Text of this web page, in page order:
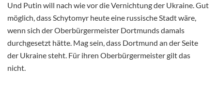
Und Putin will nach wie vor die Vernichtung der Ukraine. Gut
möglich, dass Schytomyr heute eine russische Stadt wäre,
wenn sich der Oberbürgermeister Dortmunds damals
durchgesetzt hätte. Mag sein, dass Dortmund an der Seite
der Ukraine steht. Für ihren Oberbürgermeister gilt das
nicht.